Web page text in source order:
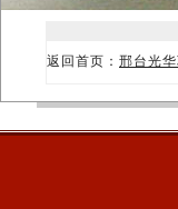
返回首页： 邢台光